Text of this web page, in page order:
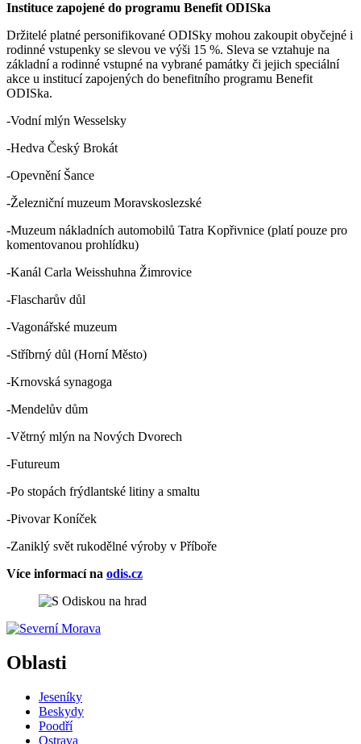
Instituce zapojené do programu Benefit ODISka
Držitelé platné personifikované ODISky mohou zakoupit obyčejné i
rodinné vstupenky se slevou ve výši 15 %. Sleva se vztahuje na
základní a rodinné vstupné na vybrané památky či jejich speciální
akce u institucí zapojených do benefitního programu Benefit
ODISka.
-Vodní mlýn Wesselsky
-Hedva Český Brokát
-Opevnění Šance
-Železniční muzeum Moravskoslezské
-Muzeum nákladních automobilů Tatra Kopřivnice (platí pouze pro
komentovanou prohlídku)
-Kanál Carla Weisshuhna Žimrovice
-Flascharův důl
-Vagonářské muzeum
-Stříbrný důl (Horní Město)
-Krnovská synagoga
-Mendelův dům
-Větrný mlýn na Nových Dvorech
-Futureum
-Po stopách frýdlantské litiny a smaltu
-Pivovar Koníček
-Zaniklý svět rukodělné výroby v Příboře
Více informací na odis.cz
Oblasti
Jeseníky
Beskydy
Poodří
Ostrava